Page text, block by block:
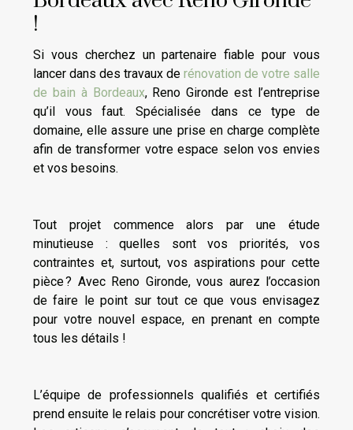
!
Si vous cherchez un partenaire fiable pour vous
lancer dans des travaux de rénovation de votre salle
de bain à Bordeaux, Reno Gironde est l’entreprise
qu’il vous faut. Spécialisée dans ce type de
domaine, elle assure une prise en charge complète
afin de transformer votre espace selon vos envies
et vos besoins.
Tout projet commence alors par une étude
minutieuse : quelles sont vos priorités, vos
contraintes et, surtout, vos aspirations pour cette
pièce ? Avec Reno Gironde, vous aurez l’occasion
de faire le point sur tout ce que vous envisagez
pour votre nouvel espace, en prenant en compte
tous les détails !
L’équipe de professionnels qualifiés et certifiés
prend ensuite le relais pour concrétiser votre vision.